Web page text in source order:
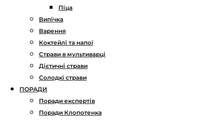
Піца
Випічка
Варення
Коктейлі та напої
Страви в мультиварці
Дієтичні страви
Солодкі страви
ПОРАДИ
Поради експертів
Поради Клопотенка